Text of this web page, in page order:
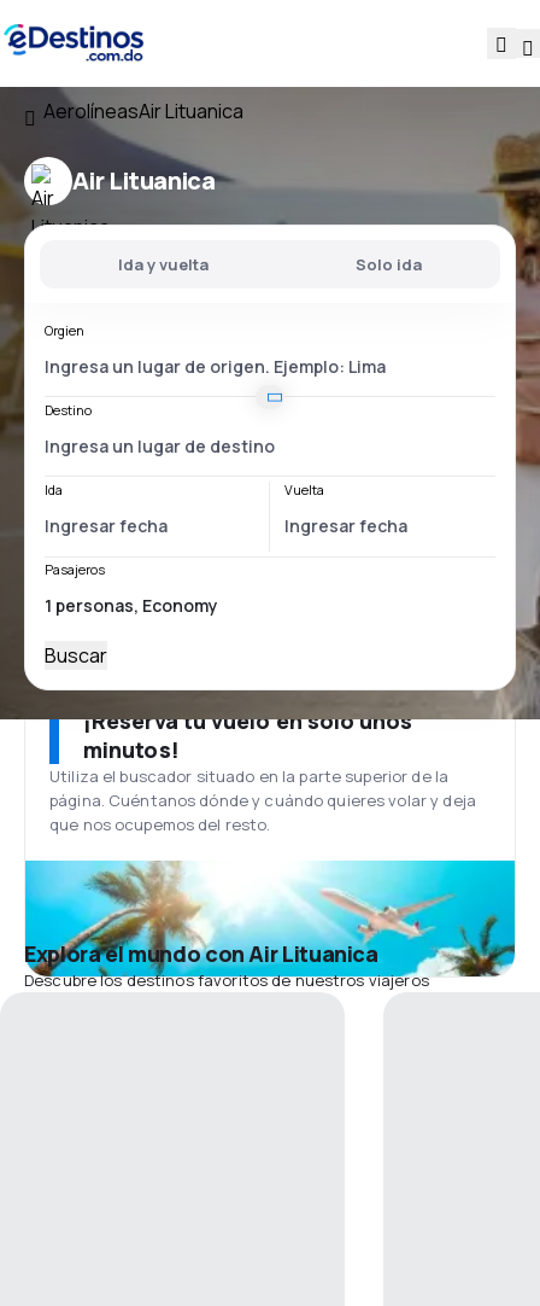
AerolíneasAir Lituanica
Air Lituanica
Ida y vuelta Solo ida
Orgien
Destino
Ida Vuelta
Pasajeros
Buscar
¡Reserva tu vuelo en solo unos
minutos!
Utiliza el buscador situado en la parte superior de la
página. Cuéntanos dónde y cuándo quieres volar y deja
que nos ocupemos del resto.
Explora el mundo con Air Lituanica
Descubre los destinos favoritos de nuestros viajeros